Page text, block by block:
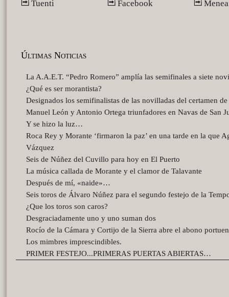
Tuenti Facebook
Últimas Noticias
La A.A.E.T. “Pedro Romero” amplía las semifinales a siete
¿Qué es ser morantista?
Designados los semifinalistas de las novilladas del certamen
Manuel León y Antonio Ortega triunfadores en Navas de San
Y se hizo la luz…
Roca Rey y Morante ‘firmaron la paz’ en una tarde en la que
Vázquez
Seis de Núñez del Cuvillo para hoy en El Puerto
La música callada de Morante y el clamor de Talavante
Después de mí, «naide»…
Seis toros de Álvaro Núñez para el segundo festejo de la
¿Que los toros son caros?
Desgraciadamente uno y uno suman dos
Rocío de la Cámara y Cortijo de la Sierra abre el abono
Los mimbres imprescindibles.
PRIMER FESTEJO...PRIMERAS PUERTAS ABIERTAS…